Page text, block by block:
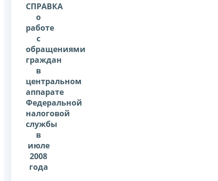
СПРАВКА
о
работе
с
обращениями
граждан
в
центральном
аппарате
Федеральной
налоговой
службы
в
июле
2008
года